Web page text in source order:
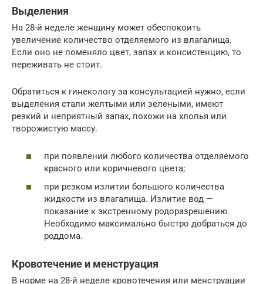
Выделения
На 28-й неделе женщину может обеспокоить
увеличение количество отделяемого из влагалища.
Если оно не поменяло цвет, запах и консистенцию, то
переживать не стоит.
Обратиться к гинекологу за консультацией нужно, если
выделения стали желтыми или зелеными, имеют
резкий и неприятный запах, похожи на хлопья или
творожистую массу.
при появлении любого количества отделяемого
красного или коричневого цвета;
при резком излитии большого количества
жидкости из влагалища. Излитие вод —
показание к экстренному родоразрешению.
Необходимо максимально быстро добраться до
роддома.
Кровотечение и менструация
В норме на 28-й неделе кровотечения или менструации